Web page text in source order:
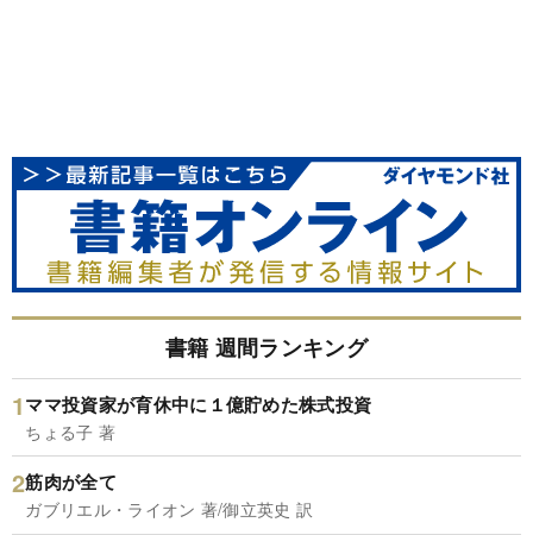
書籍 週間ランキング
ママ投資家が育休中に１億貯めた株式投資
ちょる子 著
筋肉が全て
ガブリエル・ライオン 著/御立英史 訳